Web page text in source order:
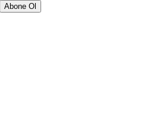
Abone Ol